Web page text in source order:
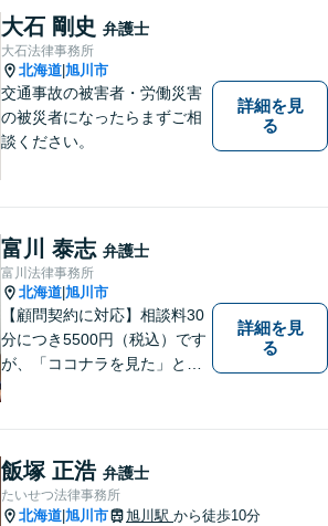
大石 剛史 弁護士
大石法律事務所
北海道 旭川市
交通事故の被害者・労働災害
の被災者になったらまずご相
談ください。
詳細を見
る
富川 泰志 弁護士
富川法律事務所
北海道 旭川市
【顧問契約に対応】相談料30
分につき5500円（税込）です
が、「ココナラを見た」とお
す。
詳細を見
る
飯塚 正浩 弁護士
たいせつ法律事務所
北海道 旭川市 旭川駅 から徒歩10分